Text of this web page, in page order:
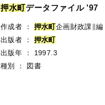
押水町データファイル '97
作成者 ： 押水町企画財政課∥編
出版者
： 押水町
出版年
：
1997.3
種別
： 図書